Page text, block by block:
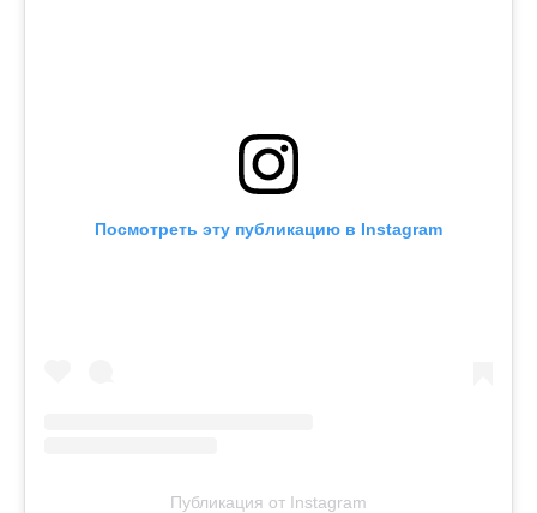
Посмотреть эту публикацию в Instagram
Публикация от Instagram